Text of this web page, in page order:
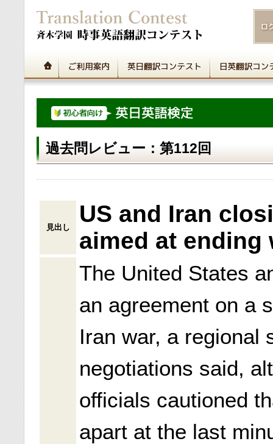
過去問レビュー：第112回
見出し
US and Iran
aimed at ending
The United States
an agreement on a
Iran war, a regional
negotiations said,
officials cautioned
apart at the last